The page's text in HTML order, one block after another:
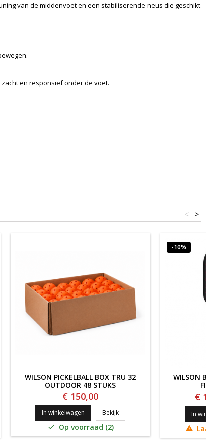
van de middenvoet en een stabiliserende neus die geschikt
en responsief onder de voet.
>
<
PRO PICKLEBALL
WILSON PICKELBALL BOX TRU 32
OUTDOOR 48 STUKS
€ 150,00
In winkelwagen BekijkWilson Pickelball Box TRU 32
 Op voorraad (2)
-10%
WILSON
€
In
